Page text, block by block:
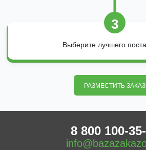
3
Выберите лучшего
РАЗМЕСТИТЬ ЗАКАЗ
8 800 100-